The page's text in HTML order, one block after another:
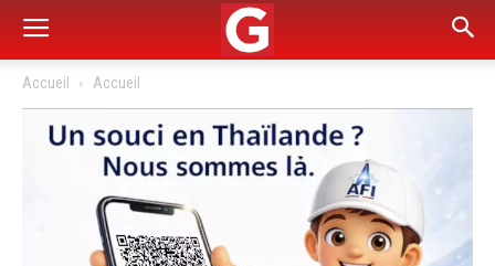
Accueil Accueil